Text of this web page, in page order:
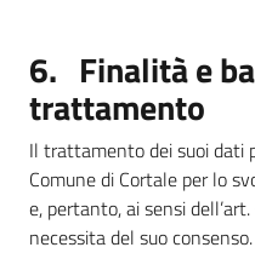
6. Finalità e
trattamento
Il trattamento dei suoi dati
Comune di Cortale per lo
e, pertanto, ai sensi
necessita del suo consenso.